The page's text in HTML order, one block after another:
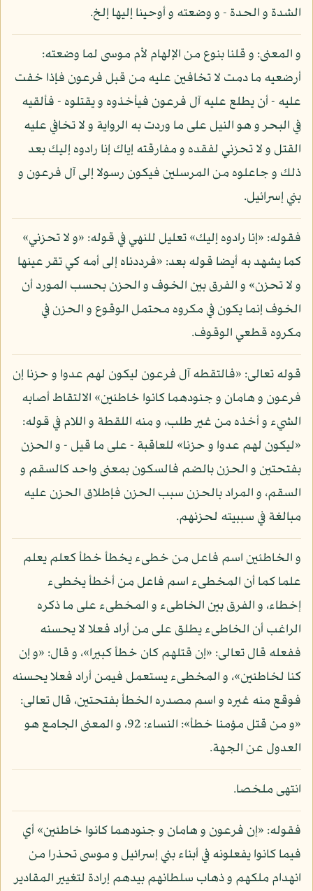
الشدة و الحدة - و وضعته و أوحينا إليها إلخ.
و المعنى: و قلنا بنوع من الإلهام لأم موسى لما وضعته:
أرضعيه ما دمت لا تخافين عليه من قبل فرعون فإذا خفت
عليه - أن يطلع عليه آل فرعون فيأخذوه و يقتلوه - فألقيه
في البحر و هو النيل على ما وردت به الرواية و لا تخافي عليه
القتل و لا تحزني لفقده و مفارقته إياك إنا رادوه إليك بعد
ذلك و جاعلوه من المرسلين فيكون رسولا إلى آل فرعون و
بني إسرائيل.
فقوله: «إنا رادوه إليك» تعليل للنهي في قوله: «و لا تحزني»
كما يشهد به أيضا قوله بعد: «فرددناه إلى أمه كي تقر عينها
و لا تحزن» و الفرق بين الخوف و الحزن بحسب المورد أن
الخوف إنما يكون في مكروه محتمل الوقوع و الحزن في
مكروه قطعي الوقوف.
قوله تعالى: «فالتقطه آل فرعون ليكون لهم عدوا و حزنا إن
فرعون و هامان و جنودهما كانوا خاطئين» الالتقاط أصابه
الشيء و أخذه من غير طلب، و منه اللقطة و اللام في قوله:
«ليكون لهم عدوا و حزنا» للعاقبة - على ما قيل - و الحزن
بفتحتين و الحزن بالضم فالسكون بمعنى واحد كالسقم و
السقم، و المراد بالحزن سبب الحزن فإطلاق الحزن عليه
مبالغة في سببيته لحزنهم.
و الخاطئين اسم فاعل من خطىء يخطأ خطأ كعلم يعلم
علما كما أن المخطىء اسم فاعل من أخطأ يخطىء
إخطاء، و الفرق بين الخاطىء و المخطىء على ما ذكره
الراغب أن الخاطىء يطلق على من أراد فعلا لا يحسنه
ففعله قال تعالى: «إن قتلهم كان خطأ كبيرا»، و قال: «و إن
كنا لخاطئين»، و المخطىء يستعمل فيمن أراد فعلا يحسنه
فوقع منه غيره و اسم مصدره الخطأ بفتحتين، قال تعالى:
«و من قتل مؤمنا خطأ»: النساء: 92، و المعنى الجامع هو
العدول عن الجهة.
انتهى ملخصا.
فقوله: «إن فرعون و هامان و جنودهما كانوا خاطئين» أي
فيما كانوا يفعلونه في أبناء بني إسرائيل و موسى تحذرا من
انهدام ملكهم و ذهاب سلطانهم بيدهم إرادة لتغيير المقادير